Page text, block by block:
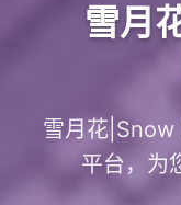
雪月
雪月花
平台，为